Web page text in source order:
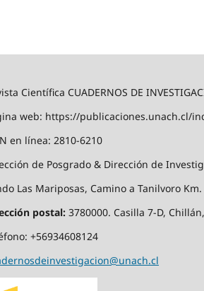
Científica CUADERNOS DE
web: https://publicaciones.unach.cl/
en línea: 2810-6210
de Posgrado & Dirección de
Las Mariposas, Camino a Tanilvoro
postal: 3780000. Casilla 7-D,
+56934608124